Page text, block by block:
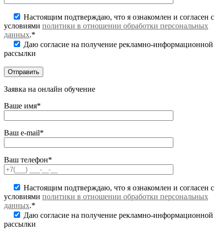
Настоящим подтверждаю, что я ознакомлен и согласен с
условиями политики в отношении обработки персональных
данных.*
Даю согласие на получение рекламно-информационной
рассылки
Заявка на онлайн обучение
Ваше имя*
Ваш e-mail*
Ваш телефон*
Настоящим подтверждаю, что я ознакомлен и согласен с
условиями политики в отношении обработки персональных
данных.*
Даю согласие на получение рекламно-информационной
рассылки